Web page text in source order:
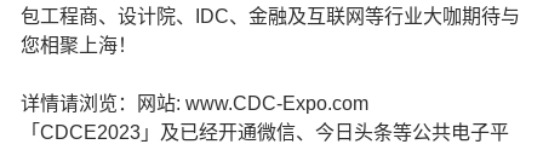
包工程商、设计院、IDC、金融及互联网等行业大咖期待与
您相聚上海！
详情请浏览：网站: www.CDC-Expo.com
「CDCE2023」及已经开通微信、今日头条等公共电子平